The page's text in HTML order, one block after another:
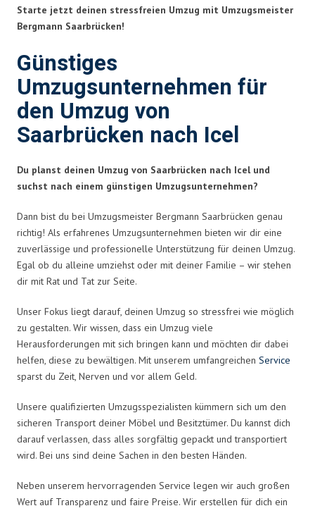
Starte jetzt deinen stressfreien Umzug mit Umzugsmeister
Bergmann Saarbrücken!
Günstiges
Umzugsunternehmen für
den Umzug von
Saarbrücken nach Icel
Du planst deinen Umzug von Saarbrücken nach Icel und
suchst nach einem günstigen Umzugsunternehmen?
Dann bist du bei Umzugsmeister Bergmann Saarbrücken genau
richtig! Als erfahrenes Umzugsunternehmen bieten wir dir eine
zuverlässige und professionelle Unterstützung für deinen Umzug.
Egal ob du alleine umziehst oder mit deiner Familie – wir stehen
dir mit Rat und Tat zur Seite.
Unser Fokus liegt darauf, deinen Umzug so stressfrei wie möglich
zu gestalten. Wir wissen, dass ein Umzug viele
Herausforderungen mit sich bringen kann und möchten dir dabei
helfen, diese zu bewältigen. Mit unserem umfangreichen Service
sparst du Zeit, Nerven und vor allem Geld.
Unsere qualifizierten Umzugsspezialisten kümmern sich um den
sicheren Transport deiner Möbel und Besitztümer. Du kannst dich
darauf verlassen, dass alles sorgfältig gepackt und transportiert
wird. Bei uns sind deine Sachen in den besten Händen.
Neben unserem hervorragenden Service legen wir auch großen
Wert auf Transparenz und faire Preise. Wir erstellen für dich ein